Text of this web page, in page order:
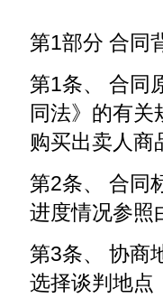
第1部分 合同
第1条、 合同
同法》的有关
购买出卖人商
第2条、 合同
进度情况参照
第3条、 协商
选择谈判地点